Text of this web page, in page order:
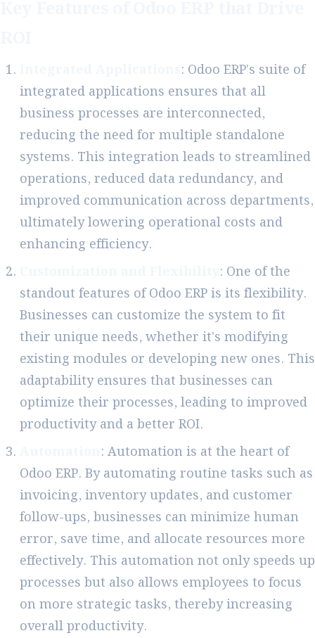
: Odoo ERP's suite of
integrated applications ensures that all
business processes are interconnected,
reducing the need for multiple standalone
systems. This integration leads to streamlined
operations, reduced data redundancy, and
improved communication across departments,
ultimately lowering operational costs and
enhancing efficiency.
: One of the
standout features of Odoo ERP is its flexibility.
Businesses can customize the system to fit
their unique needs, whether it's modifying
existing modules or developing new ones. This
adaptability ensures that businesses can
optimize their processes, leading to improved
productivity and a better ROI.
: Automation is at the heart of
Odoo ERP. By automating routine tasks such as
invoicing, inventory updates, and customer
follow-ups, businesses can minimize human
error, save time, and allocate resources more
effectively. This automation not only speeds up
processes but also allows employees to focus
on more strategic tasks, thereby increasing
overall productivity.